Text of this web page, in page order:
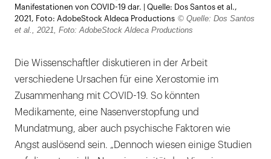
Manifestationen von COVID-19 dar. | Quelle: Dos Santos et al.,
2021, Foto: AdobeStock Aldeca Productions © Quelle: Dos Santos
et al., 2021, Foto: AdobeStock Aldeca Productions
Die Wissenschaftler diskutieren in der Arbeit
verschiedene Ursachen für eine Xerostomie im
Zusammenhang mit COVID-19. So könnten
Medikamente, eine Nasenverstopfung und
Mundatmung, aber auch psychische Faktoren wie
Angst auslösend sein. „Dennoch wiesen einige Studien